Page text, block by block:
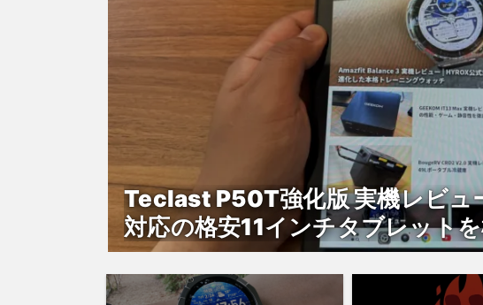
Teclast P50T強化版 実機レビ
対応の格安11インチタブレット